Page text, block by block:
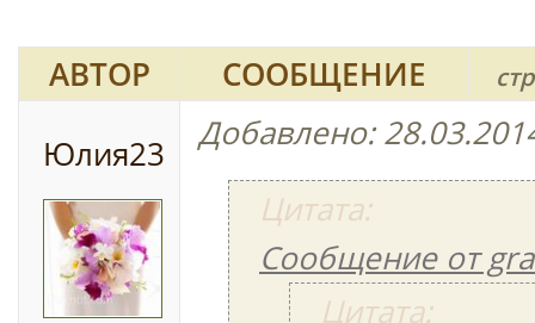
АВТОР СООБЩЕНИЕ
Юлия23
Добавлено:
Цитата:
Сообщение от
Цитата: